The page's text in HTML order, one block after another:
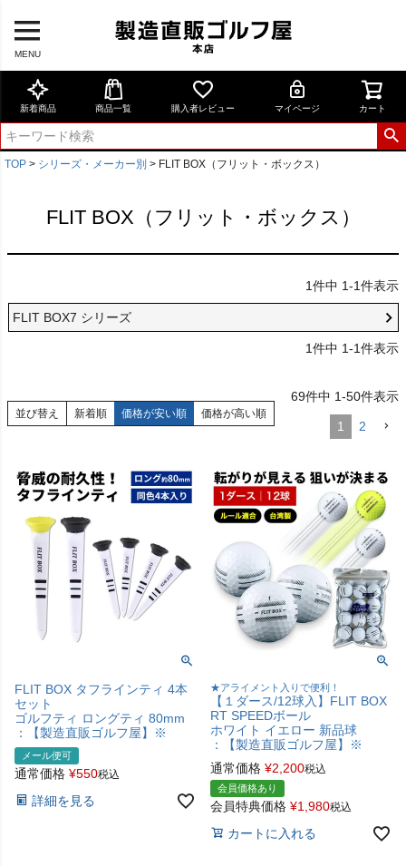
MENU
新着商品 商品一覧 購入者レビュー マイページ カート
TOP シリーズ・メーカー別 FLIT BOX（フリット・ボックス）
FLIT BOX（フリット・ボックス）
1件中 1-1件表示
FLIT BOX7 シリーズ
1件中 1-1件表示
並び替え 新着順 価格が安い順 価格が高い順
69件中 1-50件表示
1 2
FLIT BOX タフラインティ 4本
セット
ゴルフティ ロングティ 80mm
：【製造直販ゴルフ屋】※
メール便可
通常価格 ¥550税込
詳細を見る
★アライメント入りで便利！
【１ダース/12球入】FLIT BOX
RT SPEEDボール
ホワイト イエロー 新品球
：【製造直販ゴルフ屋】※
通常価格 ¥2,200税込
会員価格あり
会員特典価格 ¥1,980税込
カートに入れる